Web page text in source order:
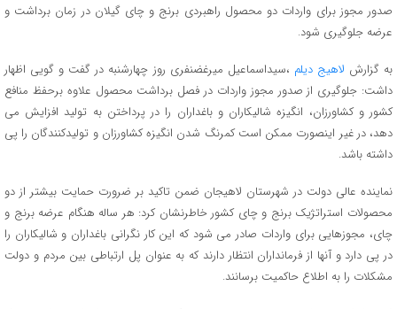
صدور مجوز برای واردات دو محصول راهبردی برنج و چای گیلان در زمان برداشت و
عرضه جلوگیری شود.
به گزارش لاهیج دیلم ،سیداسماعیل میرغضنفری روز چهارشنبه در گفت و گویی اظهار
داشت: جلوگیری از صدور مجوز واردات در فصل برداشت محصول علاوه برحفظ منافع
کشور و کشاورزان، انگیزه شالیکاران و باغداران را در پرداختن به تولید افزایش می
دهد، در غیر اینصورت ممکن است کمرنگ شدن انگیزه کشاورزان و تولیدکنندگان را پی
داشته باشد.
نماینده عالی دولت در شهرستان لاهیجان ضمن تاکید بر ضرورت حمایت بیشتر از دو
محصولات استراتژیک برنج و چای کشور خاطرنشان کرد: هر ساله هنگام عرضه برنج و
چای، مجوزهایی برای واردات صادر می شود که این کار نگرانی باغداران و شالیکاران را
در پی دارد و آنها از فرمانداران انتظار دارند که به عنوان پل ارتباطی بین مردم و دولت
مشکلات را به اطلاع حاکمیت برسانند.